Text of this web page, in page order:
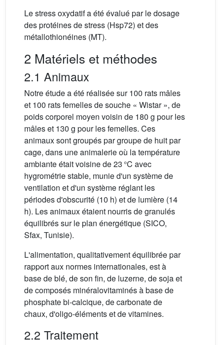
Le stress oxydatif a été évalué par le dosage
des protéines de stress (Hsp72) et des
métallothionéines (MT).
2 Matériels et méthodes
2.1 Animaux
Notre étude a été réalisée sur 100 rats mâles
et 100 rats femelles de souche « Wistar », de
poids corporel moyen voisin de 180 g pour les
mâles et 130 g pour les femelles. Ces
animaux sont groupés par groupe de huit par
cage, dans une animalerie où la température
ambiante était voisine de 23 °C avec
hygrométrie stable, munie d'un système de
ventilation et d'un système réglant les
périodes d'obscurité (10 h) et de lumière (14
h). Les animaux étaient nourris de granulés
équilibrés sur le plan énergétique (SICO,
Sfax, Tunisie).
L'alimentation, qualitativement équilibrée par
rapport aux normes internationales, est à
base de blé, de son fin, de luzerne, de soja et
de composés minéralovitaminés à base de
phosphate bi-calcique, de carbonate de
chaux, d'oligo-éléments et de vitamines.
2.2 Traitement